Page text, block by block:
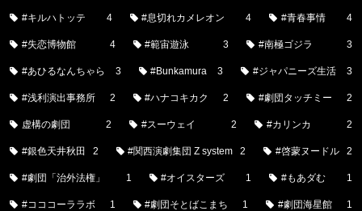
#キルハトッテ 4 #息切れカメレオン 4 #青春事情 4
#失恋博物館 4 #範宙遊泳 3 #南極ゴジラ 3
#あひるなんちゃら 3 #Bunkamura 3 #ジャパニーズ生活 3
#浅利演出事務所 2 #ハナコキカク 2 #劇団タッチミー 2
虚構の劇団 2 #スーウェイ 2 #カリンカ 2
#銀色天井秋田 2 #関西演劇集団 Z system 2 #啓蒙ヌードル 2
#劇団「治外法権」 1 #オイスターズ 1 #もあダむ 1
#コココーララボ 1 #劇団そとばこまち 1 #劇団海星館 1